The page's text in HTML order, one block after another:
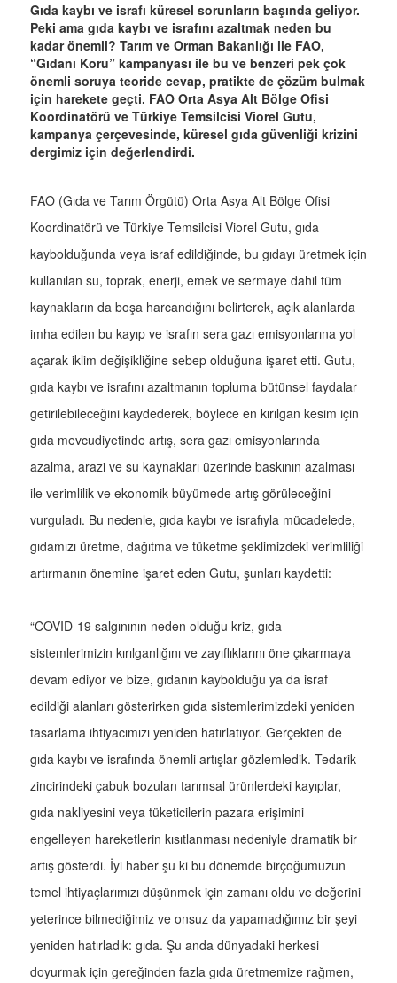
Gıda kaybı ve israfı küresel sorunların başında geliyor.
Peki ama gıda kaybı ve israfını azaltmak neden bu
kadar önemli? Tarım ve Orman Bakanlığı ile FAO,
“Gıdanı Koru” kampanyası ile bu ve benzeri pek çok
önemli soruya teoride cevap, pratikte de çözüm bulmak
için harekete geçti. FAO Orta Asya Alt Bölge Ofisi
Koordinatörü ve Türkiye Temsilcisi Viorel Gutu,
kampanya çerçevesinde, küresel gıda güvenliği krizini
dergimiz için değerlendirdi.
FAO (Gıda ve Tarım Örgütü) Orta Asya Alt Bölge Ofisi
Koordinatörü ve Türkiye Temsilcisi Viorel Gutu, gıda
kaybolduğunda veya israf edildiğinde, bu gıdayı üretmek için
kullanılan su, toprak, enerji, emek ve sermaye dahil tüm
kaynakların da boşa harcandığını belirterek, açık alanlarda
imha edilen bu kayıp ve israfın sera gazı emisyonlarına yol
açarak iklim değişikliğine sebep olduğuna işaret etti. Gutu,
gıda kaybı ve israfını azaltmanın topluma bütünsel faydalar
getirilebileceğini kaydederek, böylece en kırılgan kesim için
gıda mevcudiyetinde artış, sera gazı emisyonlarında
azalma, arazi ve su kaynakları üzerinde baskının azalması
ile verimlilik ve ekonomik büyümede artış görüleceğini
vurguladı. Bu nedenle, gıda kaybı ve israfıyla mücadelede,
gıdamızı üretme, dağıtma ve tüketme şeklimizdeki verimliliği
artırmanın önemine işaret eden Gutu, şunları kaydetti:
“COVID-19 salgınının neden olduğu kriz, gıda
sistemlerimizin kırılganlığını ve zayıflıklarını öne çıkarmaya
devam ediyor ve bize, gıdanın kaybolduğu ya da israf
edildiği alanları gösterirken gıda sistemlerimizdeki yeniden
tasarlama ihtiyacımızı yeniden hatırlatıyor. Gerçekten de
gıda kaybı ve israfında önemli artışlar gözlemledik. Tedarik
zincirindeki çabuk bozulan tarımsal ürünlerdeki kayıplar,
gıda nakliyesini veya tüketicilerin pazara erişimini
engelleyen hareketlerin kısıtlanması nedeniyle dramatik bir
artış gösterdi. İyi haber şu ki bu dönemde birçoğumuzun
temel ihtiyaçlarımızı düşünmek için zamanı oldu ve değerini
yeterince bilmediğimiz ve onsuz da yapamadığımız bir şeyi
yeniden hatırladık: gıda. Şu anda dünyadaki herkesi
doyurmak için gereğinden fazla gıda üretmemize rağmen,